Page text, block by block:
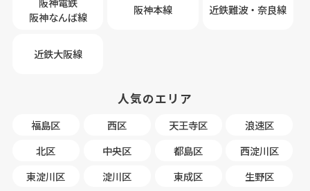
阪神なんば線
阪神本線 近鉄難波・奈良線
近鉄大阪線
人気のエリア
福島区 西区 天王寺区
浪速区
北区
中央区 都島区
西淀川区
東淀川区
淀川区 東成区
生野区